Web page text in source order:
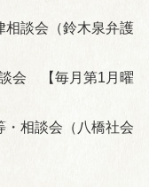
談会（鈴木泉弁護
会 【毎月第1月曜
相談会（八橋社会